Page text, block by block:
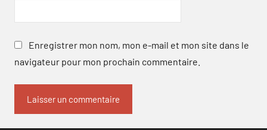
Enregistrer mon nom, mon e-mail et mon site dans le
navigateur pour mon prochain commentaire.